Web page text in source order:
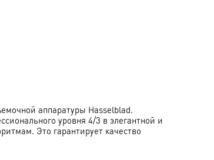
аппаратуры Hasselblad.
уровня 4/3 в элегантной и
Это гарантирует качество